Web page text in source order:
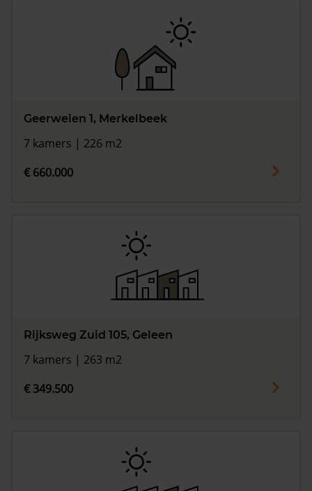
Geerweien 1, Merkelbeek
7 kamers | 226 m2
€ 660.000
Rijksweg Zuid 105, Geleen
7 kamers | 263 m2
€ 349.500